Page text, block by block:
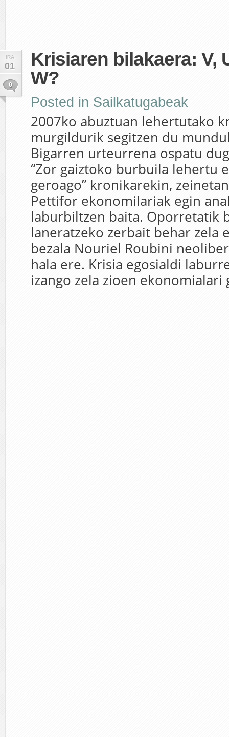
IRA
01
0
Krisiaren bilakaera: V,
W?
Posted in Sailkatugabeak
2007ko abuztuan lehertutako
murgildurik segitzen du
Bigarren urteurrena ospatu
“Zor gaiztoko burbuila lehertu
geroago” kronikarekin,
Pettifor ekonomilariak egin
laburbiltzen baita. Oporretatik
laneratzeko zerbait behar zela
bezala Nouriel Roubini
hala ere. Krisia egosialdi
izango zela zioen ekonomialari